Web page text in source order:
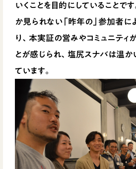
いくことを目的にしていることで
か見られない「昨年の」参加者に
り、本実証の営みやコミュニティ
とが感じられ、塩尻スナバは温
ています。